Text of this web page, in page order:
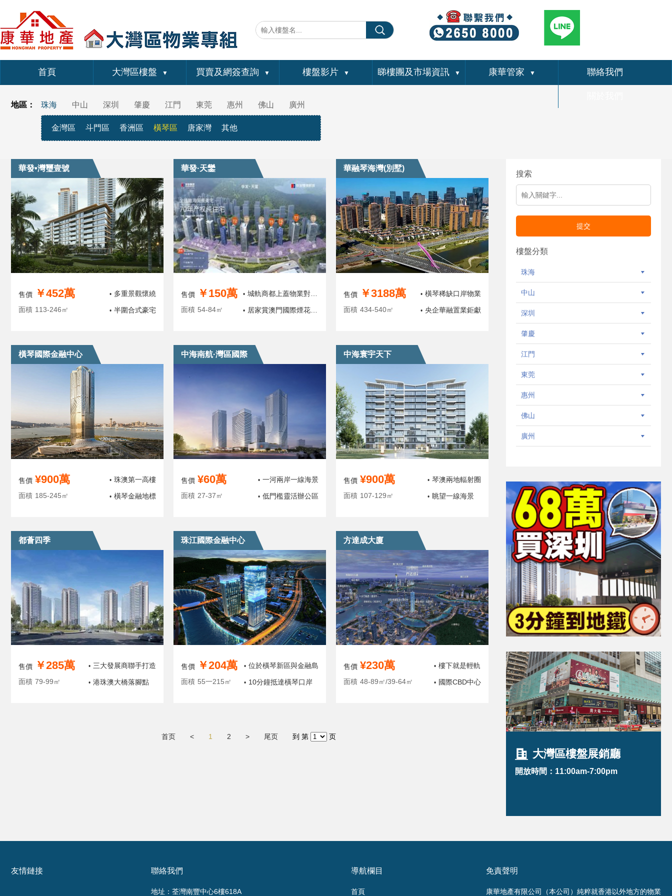
首頁 大灣區樓盤 ▼ 買賣及網簽查詢 ▼ 樓盤影片 ▼ 睇樓團及市場資訊 ▼ 康華管家 ▼ 聯絡我們
地區： 珠海
金灣區 斗門區 香洲區 橫琴區 唐家灣 其他
中山 深圳 肇慶 江門 東莞 惠州 佛山 廣州
華發•灣璽壹號
售價 ￥452萬
面積 113-246㎡
• 多重景觀懷繞
• 半圍合式豪宅
華發·天鑾
售價 ￥150萬
面積 54-84㎡
• 城軌商都上蓋物業對望
澳門
• 居家賞澳門國際煙花匯
華融琴海灣(別墅)
售價 ￥3188萬
面積 434-540㎡
• 橫琴稀缺口岸物業
• 央企華融置業鉅獻
橫琴國際金融中心
售價 ¥900萬
面積 185-245㎡
• 珠澳第一高樓
• 橫琴金融地標
中海南航·灣區國際
售價 ¥60萬
面積 27-37㎡
• 一河兩岸一線海景
• 低門檻靈活辦公區
中海寰宇天下
售價 ¥900萬
面積 107-129㎡
• 琴澳兩地輻射圈
• 眺望一線海景
都薈四季
售價 ￥285萬
面積 79-99㎡
• 三大發展商聯手打造
• 港珠澳大橋落腳點
珠江國際金融中心
售價 ￥204萬
面積 55一215㎡
• 位於橫琴新區與金融島
• 10分鐘抵達橫琴口岸
方達成大廈
售價 ¥230萬
面積 48-89㎡/39-64㎡
• 樓下就是輕軌
• 國際CBD中心
首页 < 1 2 > 尾页 到 第 页
搜索
樓盤分類
珠海
中山
深圳
肇慶
江門
東莞
惠州
佛山
廣州
大灣區樓盤展銷廳
開放時間：11:00am-7:00pm
友情鏈接 聯絡我們
地址：荃灣南豐中心6樓618A
導航欄目
首頁
免責聲明
康華地產有限公司（本公司）純粹就香港以外地方的物業